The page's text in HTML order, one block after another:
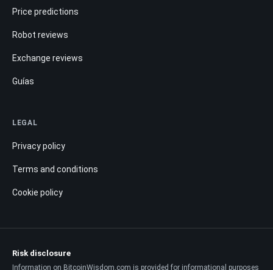
Price predictions
Robot reviews
Exchange reviews
Guías
LEGAL
Privacy policy
Terms and conditions
Cookie policy
Risk disclosure
Information on BitcoinWisdom.com is provided for informational purposes